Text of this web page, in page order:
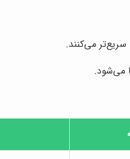
می‌کنند.
می‌شود.